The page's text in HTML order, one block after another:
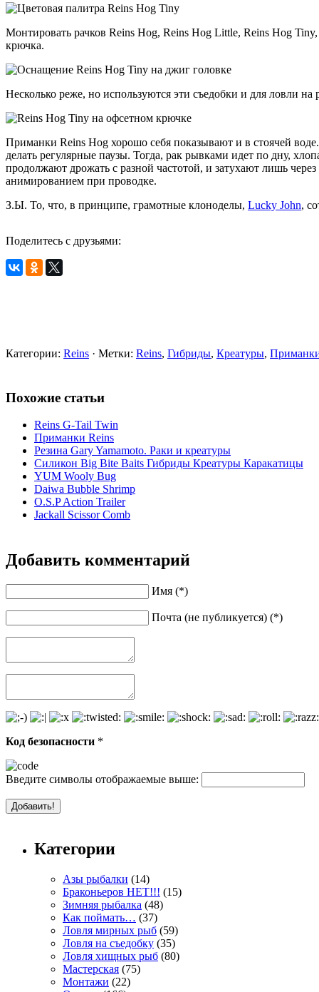
Монтировать рачков Reins Hog, Reins Hog Little, Reins Hog
крючка.
Несколько реже, но используются эти съедобки и для ловли
Приманки Reins Hog хорошо себя показывают и в стоячей
делать регулярные паузы. Тогда, рак рывками идет по дну,
продолжают дрожать с разной частотой, и затухают лишь
анимированием при проводке.
З.Ы. То, что, в принципе, грамотные клоноделы, Lucky John,
Поделитесь с друзьями:
Категории: Reins · Метки: Reins, Гибриды, Креатуры,
Похожие статьи
Reins G-Tail Twin
Приманки Reins
Резина Gary Yamamoto. Раки и креатуры
Силикон Big Bite Baits Гибриды Креатуры Каракатицы
YUM Wooly Bug
Daiwa Bubble Shrimp
O.S.P Action Trailer
Jackall Scissor Comb
Добавить комментарий
Имя (*)
Почта (не публикуется) (*)
Код безопасности *
Введите символы отображаемые выше:
Категории
Азы рыбалки (14)
Браконьеров НЕТ!!! (15)
Зимняя рыбалка (48)
Как поймать… (37)
Ловля мирных рыб (59)
Ловля на съедобку (35)
Ловля хищных рыб (80)
Мастерская (75)
Монтажи (22)